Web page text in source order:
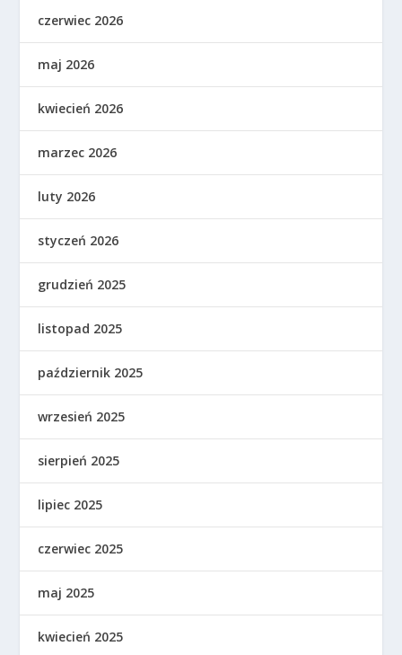
czerwiec 2026
maj 2026
kwiecień 2026
marzec 2026
luty 2026
styczeń 2026
grudzień 2025
listopad 2025
październik 2025
wrzesień 2025
sierpień 2025
lipiec 2025
czerwiec 2025
maj 2025
kwiecień 2025